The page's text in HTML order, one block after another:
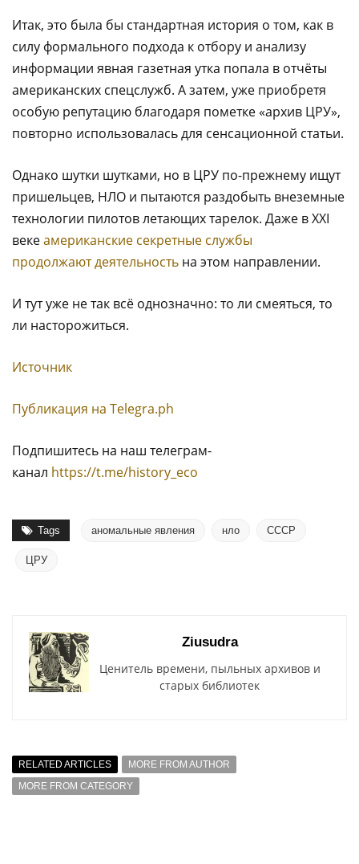
Итак, это была бы стандартная история о том, как в
силу формального подхода к отбору и анализу
информации явная газетная утка попала в отчёты
американских спецслужб. А затем, уже приобретя
особую репутацию благодаря пометке «архив ЦРУ»,
повторно использовалась для сенсационной статьи.
Однако шутки шутками, но в ЦРУ по-прежнему ищут
пришельцев, НЛО и пытаются раздобыть внеземные
технологии пилотов летающих тарелок. Даже в XXI
векеамериканские секретные службы
продолжают деятельность на этом направлении.
И тут уже не так всё однозначно: то ли смеяться, то
ли насторожиться.
Источник
Публикация на Тelegra.ph
Подпишитесь на наш телеграм-
канал https://t.me/history_eco
Tags аномальные явления нло СССР
ЦРУ
Ziusudra
Ценитель времени, пыльных архивов и
старых библиотек
RELATED ARTICLES
MORE FROM AUTHOR
MORE FROM CATEGORY